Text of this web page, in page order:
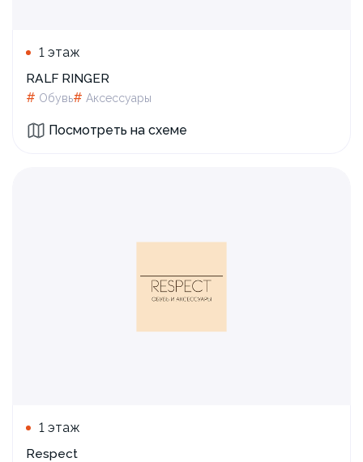
1 этаж
RALF RINGER
# Обувь# Аксессуары
Посмотреть на схеме
1 этаж
Respect